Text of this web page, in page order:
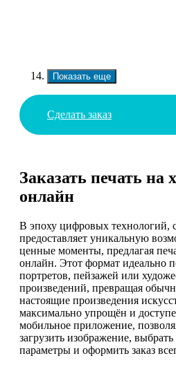
Показать еще
Сделать заказ
Заказать печать на
онлайн
В эпоху цифровых технологий,
предоставляет уникальную
ценные моменты, предлагая
онлайн. Этот формат идеально
портретов, пейзажей или
произведений, превращая
настоящие произведения
максимально упрощён и
мобильное приложение,
загрузить изображение,
параметры и оформить заказ